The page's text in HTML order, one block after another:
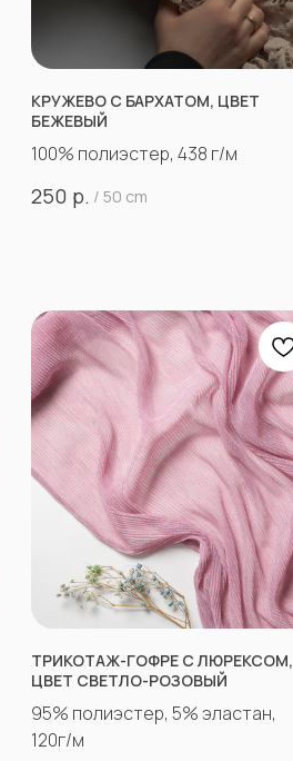
КРУЖЕВО С БАРХАТОМ, ЦВЕТ
БЕЖЕВЫЙ
100% полиэстер, 438 г/м
250 р. / 50 cm
ТРИКОТАЖ-ГОФРЕ С ЛЮРЕКСОМ,
ЦВЕТ СВЕТЛО-РОЗОВЫЙ
95% полиэстер, 5% эластан,
120г/м